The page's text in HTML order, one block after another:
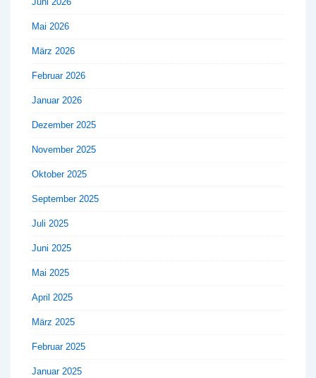
Mai 2026
März 2026
Februar 2026
Januar 2026
Dezember 2025
November 2025
Oktober 2025
September 2025
Juli 2025
Juni 2025
Mai 2025
April 2025
März 2025
Februar 2025
Januar 2025